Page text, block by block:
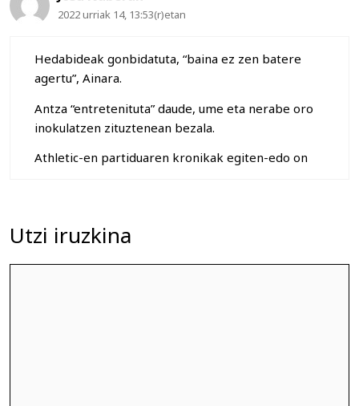
2022 urriak 14, 13:53(r)etan
Hedabideak gonbidatuta, “baina ez zen batere
agertu”, Ainara.
Antza “entretenituta” daude, ume eta nerabe oro
inokulatzen zituztenean bezala.
Athletic-en partiduaren kronikak egiten-edo on
Utzi iruzkina